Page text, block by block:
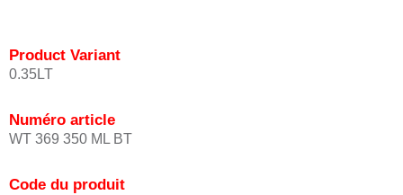
Product Variant
0.35LT
Numéro article
WT 369 350 ML BT
Code du produit